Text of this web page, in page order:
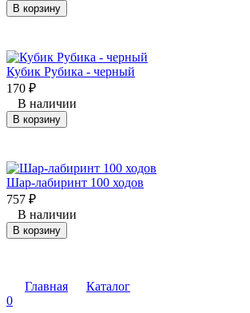
В корзину
Кубик Рубика - черный
170 ₽
В наличии
В корзину
Шар-лабиринт 100 ходов
757 ₽
В наличии
В корзину
Главная
Каталог
0